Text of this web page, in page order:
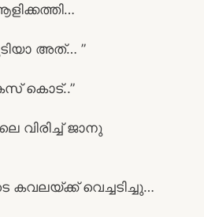
അത്… ”
കൊട്..”
വിരിച്ച് ജാനു
വെച്ചടിച്ചു…